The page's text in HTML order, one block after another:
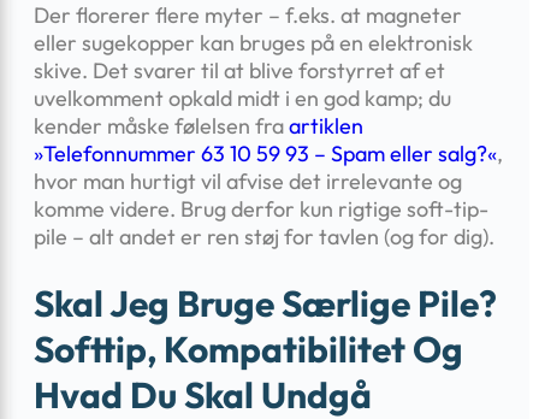
Der florerer flere myter – f.eks. at magneter
eller sugekopper kan bruges på en elektronisk
skive. Det svarer til at blive forstyrret af et
uvelkomment opkald midt i en god kamp; du
kender måske følelsen fraartiklen
»Telefonnummer 63 10 59 93 – Spam eller salg?«,
hvor man hurtigt vil afvise det irrelevante og
komme videre. Brug derfor kun rigtige soft-tip-
pile – alt andet er ren støj for tavlen (og for dig).
Skal Jeg Bruge Særlige Pile?
Softtip, Kompatibilitet Og
Hvad Du Skal Undgå